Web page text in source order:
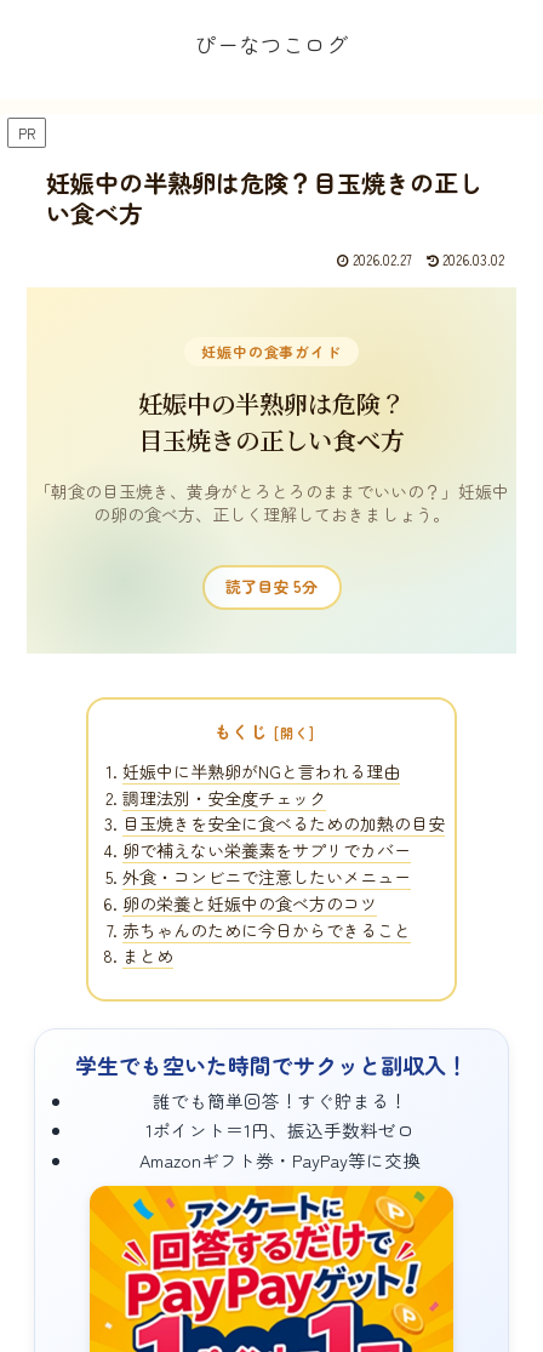
ぴーなつこログ
PR
妊娠中の半熟卵は危険？目玉焼きの正し
い食べ方
2026.02.27 2026.03.02
妊娠中の食事ガイド
妊娠中の半熟卵は危険？
目玉焼きの正しい食べ方
「朝食の目玉焼き、黄身がとろとろのままでいいの？」妊娠中
の卵の食べ方、正しく理解しておきましょう。
読了目安 5分
もくじ
妊娠中に半熟卵がNGと言われる理由
調理法別・安全度チェック
目玉焼きを安全に食べるための加熱の目安
卵で補えない栄養素をサプリでカバー
外食・コンビニで注意したいメニュー
卵の栄養と妊娠中の食べ方のコツ
赤ちゃんのために今日からできること
まとめ
学生でも空いた時間でサクッと副収入！
誰でも簡単回答！すぐ貯まる！
1ポイント＝1円、振込手数料ゼロ
Amazonギフト券・PayPay等に交換